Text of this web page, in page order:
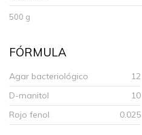
500 g
FÓRMULA
Agar bacteriológico 12
D-manitol
10
Rojo fenol
0.025